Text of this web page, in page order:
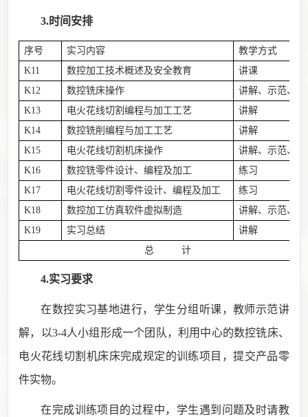
3.时间安排
序号 实习内容
教学方式
K11
数控加工技术概述及安全教育
讲课
K12
数控铣床操作
讲解、示范、练
K13
电火花线切割编程与加工工艺
讲解
K14
数控铣削编程与加工工艺
讲解
K15
电火花线切割机床操作
讲解、示范、练
K16
数控铣零件设计、编程及加工
练习
K17
电火花线切割零件设计、编程及加工
练习
K18
数控加工仿真软件虚拟制造
讲解、示范、练
K19
实习总结
讲解
总 计
4.实习要求
在数控实习基地进行，学生分组听课，教师示范讲
解，以3-4人小组形成一个团队，利用中心的数控铣床、
电火花线切割机床床完成规定的训练项目，提交产品零
件实物。
在完成训练项目的过程中，学生遇到问题及时请教